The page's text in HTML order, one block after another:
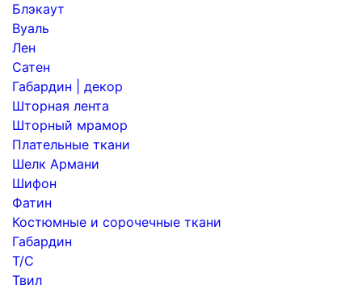
Блэкаут
Вуаль
Лен
Сатен
Габардин | декор
Шторная лента
Шторный мрамор
Плательные ткани
Шелк Армани
Шифон
Фатин
Костюмные и сорочечные ткани
Габардин
Т/С
Твил